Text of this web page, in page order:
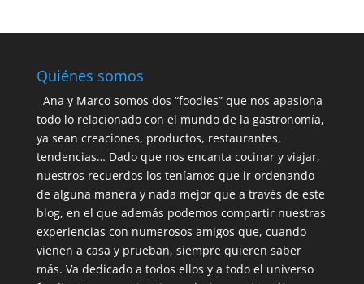
Quiénes somos
Ana y Marco somos dos “foodies” que nos apasiona
todo lo relacionado con el mundo de la gastronomía,
ya sean creaciones, productos, restaurantes,
tendencias… Dado que nos encanta cocinar y viajar,
nuestros recuerdos los teníamos que ir ordenando
de alguna manera y nada mejor que a través de este
blog, en el que además podemos compartir nuestras
experiencias con numerosos amigos que, cuando
vienen a casa y prueban, siempre quieren saber
más. Va dedicado a todos ellos y a todo el universo